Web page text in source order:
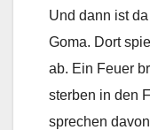
Und dann ist
Goma. Dort
ab. Ein Feuer
sterben in den
sprechen